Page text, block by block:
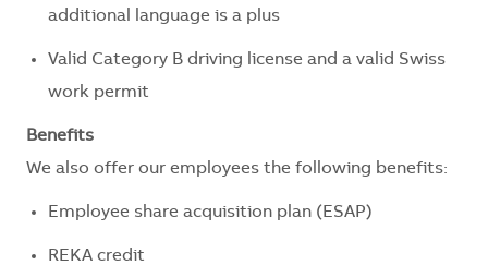
additional language is a plus
Valid Category B driving license and a valid Swiss
work permit
Benefits
We also offer our employees the following benefits:
Employee share acquisition plan (ESAP)
REKA credit